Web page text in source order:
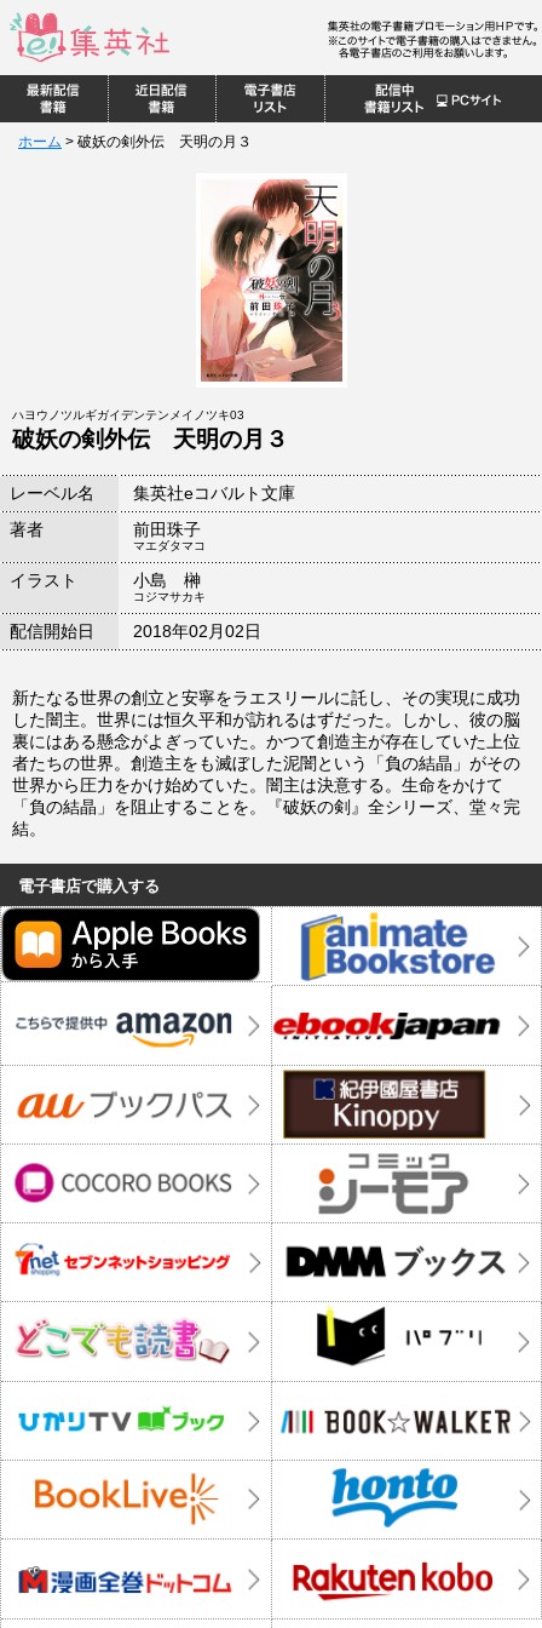
ホーム > 破妖の剣外伝 天明の月３
ハヨウノツルギガイデンテンメイノツキ03
破妖の剣外伝 天明の月３
レーベル名
集英社eコバルト文庫
著者
前田珠子
マエダタマコ
イラスト 小島 榊
コジマサカキ
配信開始日 2018年02月02日
新たなる世界の創立と安寧をラエスリールに託し、その実現に成功
した闇主。世界には恒久平和が訪れるはずだった。しかし、彼の脳
裏にはある懸念がよぎっていた。かつて創造主が存在していた上位
者たちの世界。創造主をも滅ぼした泥闇という「負の結晶」がその
世界から圧力をかけ始めていた。闇主は決意する。生命をかけて
「負の結晶」を阻止することを。『破妖の剣』全シリーズ、堂々完
結。
電子書店で購入する